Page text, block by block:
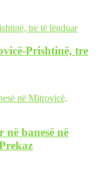
Prishtinë, tre
banesë në